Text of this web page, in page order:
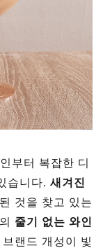
부터 복잡한 디
습니다. 새겨진
것을 찾고 있는
줄기 없는 와인
랜드 개성이 빛